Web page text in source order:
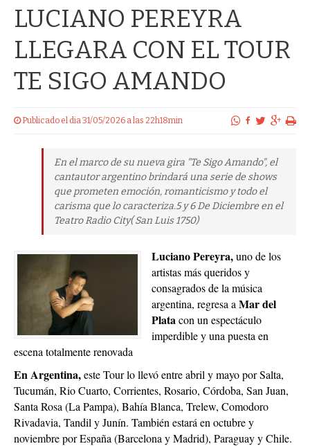
LUCIANO PEREYRA
LLEGARA CON EL TOUR
TE SIGO AMANDO
Publicado el dia 31/05/2026 a las 22h18min
En el marco de su nueva gira "Te Sigo Amando", el
cantautor argentino brindará una serie de shows
que prometen emoción, romanticismo y todo el
carisma que lo caracteriza.5 y 6 De Diciembre en el
Teatro Radio City( San Luis 1750)
Luciano Pereyra,uno de los
artistas más queridos y
consagrados de la música
argentina, regresa aMar del
Platacon un espectáculo
imperdible y una puesta en
escena totalmente renovada
En Argentina,este Tour lo llevó entre abril y mayo por Salta,
Tucumán, Rio Cuarto, Corrientes, Rosario, Córdoba, San Juan,
Santa Rosa (La Pampa), Bahía Blanca, Trelew, Comodoro
Rivadavia, Tandil y Junín. También estará en octubre y
noviembre por España (Barcelona y Madrid), Paraguay y Chile.